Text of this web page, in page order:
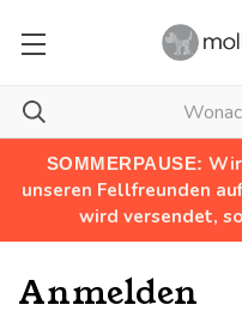
SOMMERPAUSE:
unseren Fellfreunden
wird versendet,
Anmelden